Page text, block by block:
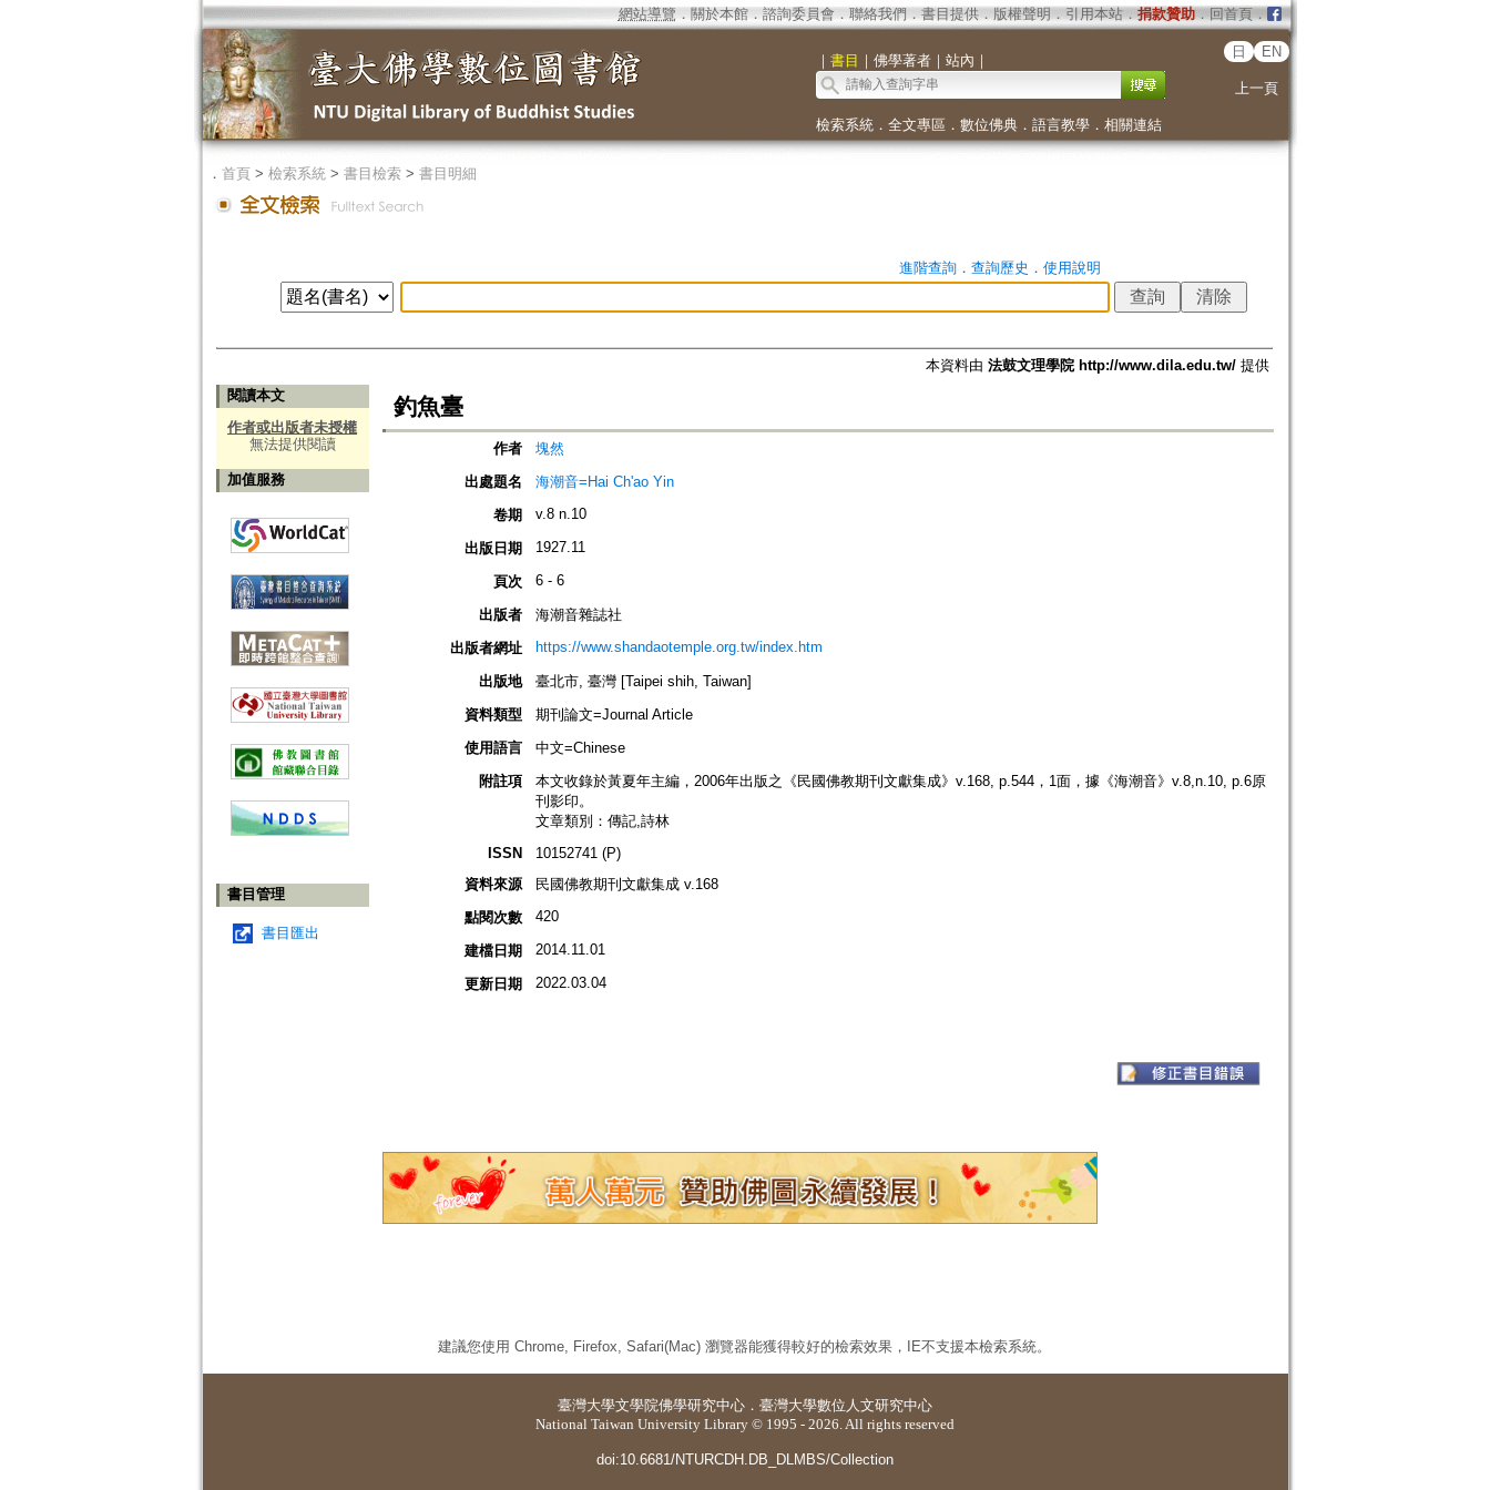
網站導覽 ． 關於本館． 諮詢委員會． 聯絡我們 ． 書目提供． 版權聲明 ． 引用本站． 捐款贊助．回首頁．
｜ 書目 ｜ 佛學著者｜ 站內 ｜
日 EN
上一頁
檢索系統． 全文專區 ． 數位佛典． 語言教學． 相關連結
． 首頁> 檢索系統> 書目檢索> 書目明細
進階查詢． 查詢歷史 ． 使用說明
本資料由 法鼓文理學院 http://www.dila.edu.tw/提供
閱讀本文
作者或出版者未授權
無法提供閱讀
加值服務
書目管理
書目匯出
釣魚臺
作者
塊然
出處題名
海潮音=Hai Ch'ao Yin
卷期
v.8 n.10
出版日期 1927.11
頁次 6 - 6
出版者
海潮音雜誌社
出版者網址
https://www.shandaotemple.org.tw/index.htm
出版地
臺北市, 臺灣 [Taipei shih, Taiwan]
資料類型
期刊論文=Journal Article
使用語言
中文=Chinese
附註項
本文收錄於黃夏年主編，2006年出版之《民國佛教期刊文獻集成》v.168, p.544，1面，據《海潮音》v.8,n.10, p.6原
刊影印。
文章類別：傳記,詩林
ISSN
10152741 (P)
資料來源
民國佛教期刊文獻集成 v.168
點閱次數
420
建檔日期 2014.11.01
更新日期 2022.03.04
建議您使用 Chrome, Firefox, Safari(Mac) 瀏覽器能獲得較好的檢索效果，IE不支援本檢索系統。
臺灣大學文學院佛學研究中心 ． 臺灣大學數位人文研究中心
National Taiwan University Library © 1995 - 2026. All rights reserved
doi:10.6681/NTURCDH.DB_DLMBS/Collection